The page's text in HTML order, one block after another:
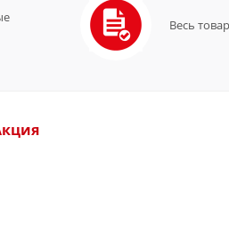
Весь